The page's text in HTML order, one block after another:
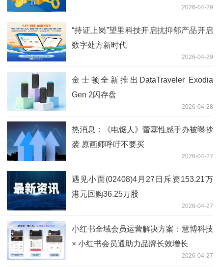
2026-04-29
“持证上岗”望里科技开启抗抑郁产品开启
数字处方新时代
2026-04-29
金士顿全新推出DataTraveler Exodia
Gen 2闪存盘
2026-04-28
热消息：《电锯人》蕾塞性感手办被曝抄
袭 原画师呼吁不要买
2026-04-27
遇见小面(02408)4月27日斥资153.21万
港元回购36.25万股
2026-04-27
小红书全域会员运营解决方案：慧博科技
× 小红书会员通助力品牌长效增长
2026-04-27